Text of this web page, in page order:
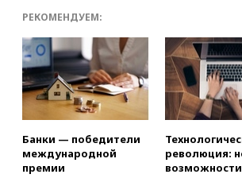
РЕКОМЕНДУЕМ:
Банки — победители
международной
премии
революция:
возможности